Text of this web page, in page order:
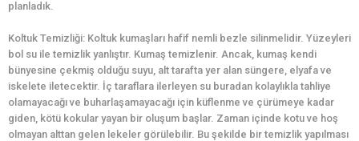
planladık.
Koltuk Temizliği: Koltuk kumaşları hafif nemli bezle silinmelidir. Yüzeyleri
bol su ile temizlik yanlıştır. Kumaş temizlenir. Ancak, kumaş kendi
bünyesine çekmiş olduğu suyu, alt tarafta yer alan süngere, elyafa ve
iskelete iletecektir. İç taraflara ilerleyen su buradan kolaylıkla tahliye
olamayacağı ve buharlaşamayacağı için küflenme ve çürümeye kadar
giden, kötü kokular yayan bir oluşum başlar. Zaman içinde kotu ve hoş
olmayan alttan gelen lekeler görülebilir. Bu şekilde bir temizlik yapılması